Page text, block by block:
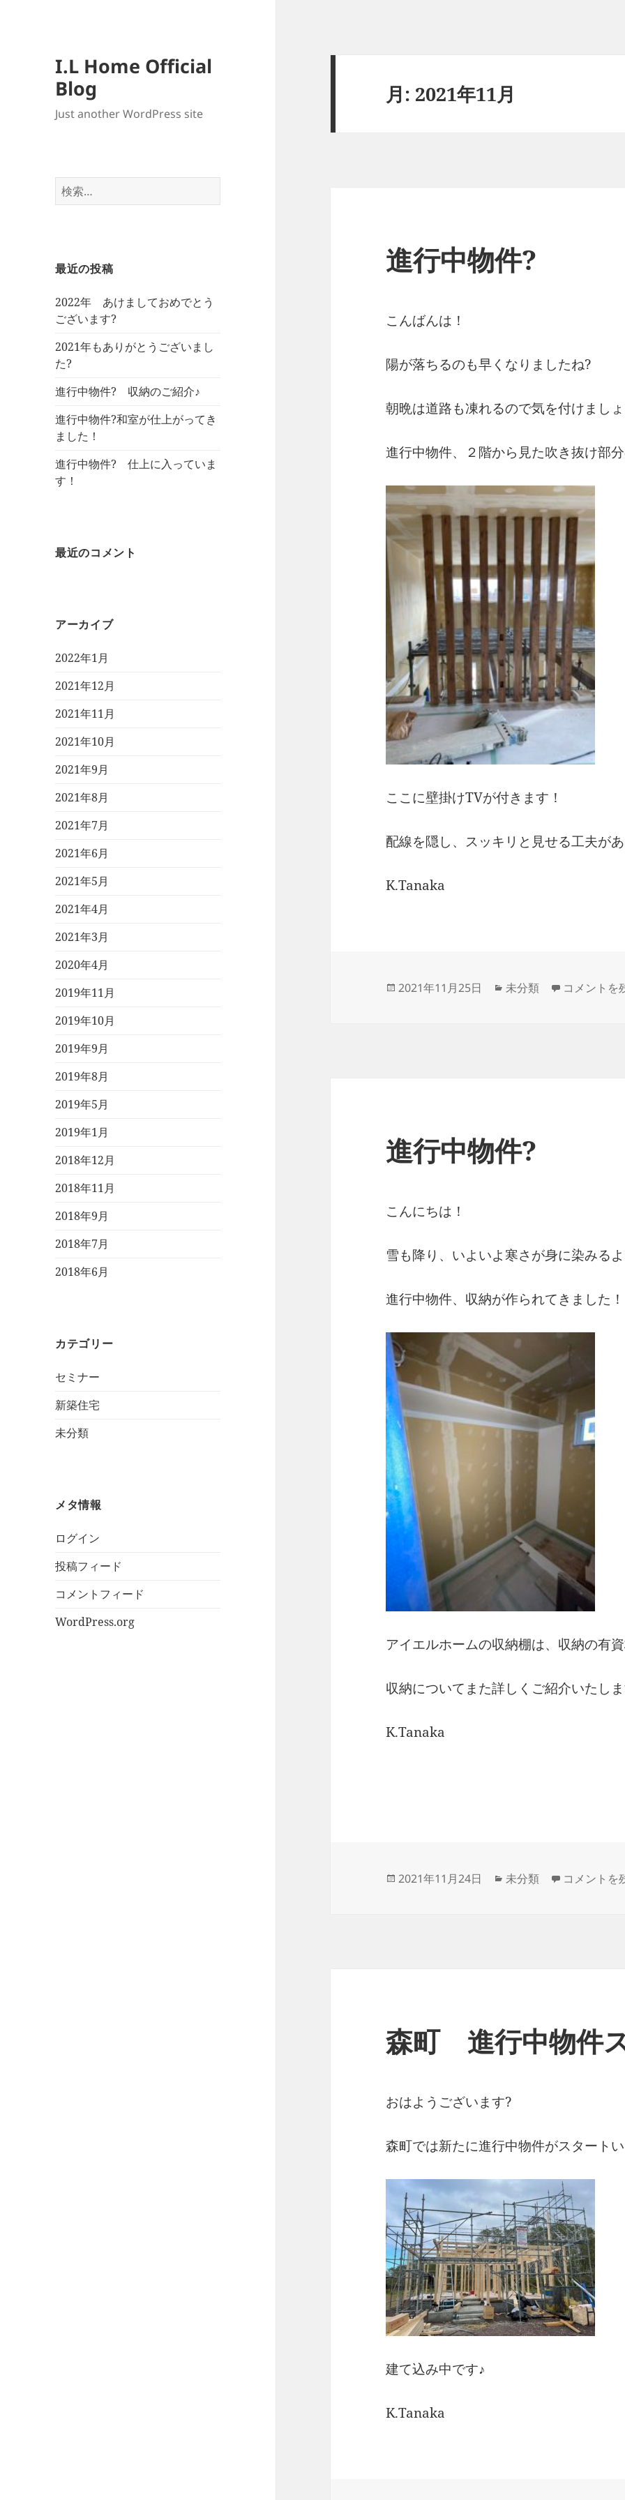
I.L Home Official
Blog
Just another WordPress site
検
索:
最近の投稿
2022年 あけましておめでとう
ございます?
2021年もありがとうございまし
た?
進行中物件? 収納のご紹介♪
進行中物件?和室が仕上がってき
ました！
進行中物件? 仕上に入っていま
す！
最近のコメント
アーカイブ
2022年1月
2021年12月
2021年11月
2021年10月
2021年9月
2021年8月
2021年7月
2021年6月
2021年5月
2021年4月
2021年3月
2020年4月
2019年11月
2019年10月
2019年9月
2019年8月
2019年5月
2019年1月
2018年12月
2018年11月
2018年9月
2018年7月
2018年6月
カテゴリー
セミナー
新築住宅
未分類
メタ情報
ログイン
投稿フィード
コメントフィード
WordPress.org
月: 2021年11月
進行中物件?
こんばんは！
陽が落ちるのも早くなりましたね?
朝晩は道路も凍れるので気を付けまし
進行中物件、２階から見た吹き抜け部
ここに壁掛けTVが付きます！
配線を隠し、スッキリと見せる工夫が
K.Tanaka
投
2021年11月25日
カ
未分類 進行中物件
コメントを
進行中物件?
こんにちは！
雪も降り、いよいよ寒さが身に染みる
進行中物件、収納が作られてきました！
アイエルホームの収納棚は、収納の有
収納についてまた詳しくご紹介いたし
K.Tanaka
投
2021年11月24日
カ
未分類 進行中物件
コメントを
森町 進行中物件
おはようございます?
森町では新たに進行中物件がスタート
建て込み中です♪
K.Tanaka